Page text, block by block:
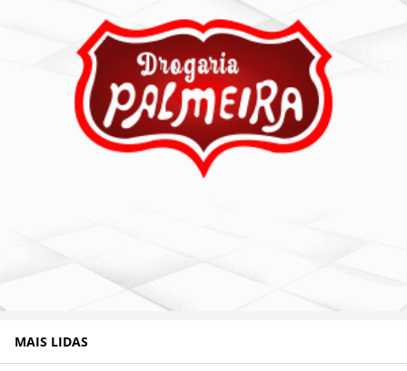
MAIS LIDAS